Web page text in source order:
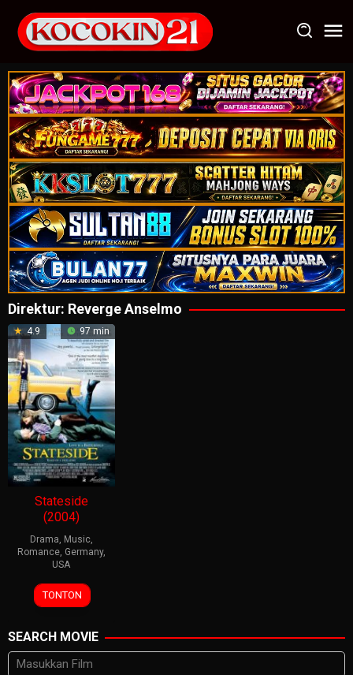
konten
Direktur: Reverge Anselmo
4.9 97 min
Stateside
(2004)
Drama, Music,
Romance, Germany,
USA
23
May
Reverge
Anselmo
TONTON
SEARCH MOVIE